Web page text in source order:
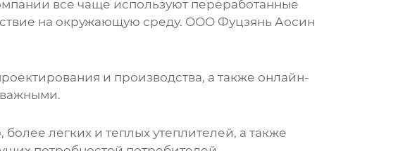
все чаще используют переработанные
на окружающую среду. ООО Фуцзянь Аосин
и производства, а также онлайн-
важными.
легких и теплых утеплителей, а также